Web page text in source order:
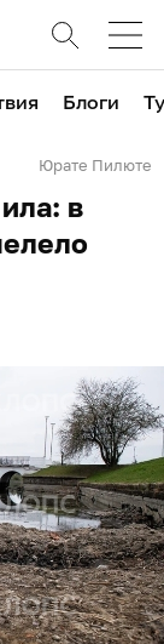
Блоги
Юрате Пилюте
в